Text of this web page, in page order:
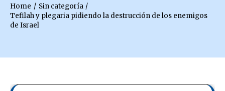
Home
Sin categoría
Tefilah y plegaria pidiendo la destrucción de los enemigos
de Israel